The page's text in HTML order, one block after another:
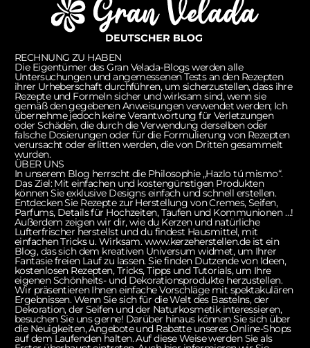
RECHNUNG ZU HABEN
Die Eigentümer des Gran Velada-Blogs werden alle
Untersuchungen und angemessenen Tests an den Rezepten
ihrer Urheberschaft durchführen, um sicherzustellen, dass ihre
Rezepte und Formeln sicher und wirksam sind, wenn sie
gemäß den gegebenen Anweisungen verwendet werden; Ich
übernehme jedoch keine Verantwortung für Verletzungen
oder Schäden, die durch die Verwendung derselben oder
falsche Dosierungen oder für die Formulierung von Rezepten
verursacht oder erlitten werden, die von Dritten gesammelt
wurden.
ÜBER UNS
In unserem Blog herrscht die Philosophie „Hazlo tú mismo“.
Das Ziel: Mit einfachen und kostengünstigen Produkten
können Sie exklusive Designs einfach und schnell erstellen.
Entdecken Sie Rezepte zur Herstellung von Cremes, Seifen,
Parfums, Details für Hochzeiten, Taufen und Kommunionen …!
Außerdem zeigen wir dir, wie du Kerzen und natürliche
Lufterfrischer herstellst und du findest Hausmittel, mit
einfachen Tricks u. Wirksam. www.kerzeherstellen.de ist ein
Blog, das sich dem kreativen Universum widmet, um Ihrer
Fantasie freien Lauf zu lassen. Sie finden Dutzende von Ideen,
kostenlosen Rezepten, Tricks, Tipps und Tutorials, um Ihre
eigenen Schönheits- und Dekorationsprodukte herzustellen.
Wir präsentieren Ihnen einfache Vorschläge mit spektakulären
Ergebnissen. Wenn Sie sich für die Welt des Bastelns, der
Dekoration, der Seifen und der Naturkosmetik interessieren,
besuchen Sie uns gerne! Darüber hinaus können Sie sich über
die Neuigkeiten, Angebote und Rabatte unseres Online-Shops
auf dem Laufenden halten. Auf diese Weise werden Sie als